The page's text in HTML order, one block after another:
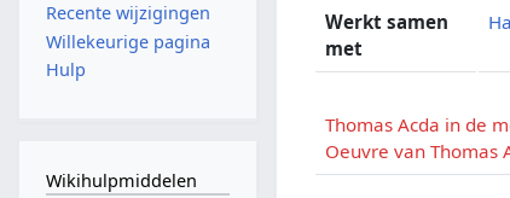
Werkt samen
met
Thomas Acda in de
Oeuvre van Thomas
Recente wijzigingen
Willekeurige pagina
Hulp
Wikihulpmiddelen